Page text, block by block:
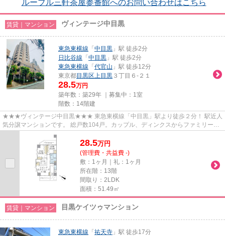
ルーブル三軒茶屋参番館へのお問い合わせはこちら
賃貸｜マンション ヴィンテージ中目黒
東急東横線 「 中目黒 」駅 徒歩2分
日比谷線 「 中目黒 」駅 徒歩2分
東急東横線 「 代官山 」駅 徒歩12分
東京都目黒区上目黒 ３丁目６-２１
28.5万円
築年数：築29年 ｜募集中： 1室
階数：14階建
★★★ヴィンテージ中目黒★★★ 東急東横線「中目黒」駅より徒歩２分！ 駅近人
気分譲マンションです。 総戸数104戸。カップル、ディンクスからファミリータ
イプまで幅広くお部屋タイプがあ...
28.5万円
(管理費・共益費 -)
敷：1ヶ月｜礼：1ヶ月
所在階：13階
間取り：2LDK
面積：51.49㎡
賃貸｜マンション 目黒ケイツゥマンション
東急東横線 「 祐天寺 」駅 徒歩17分